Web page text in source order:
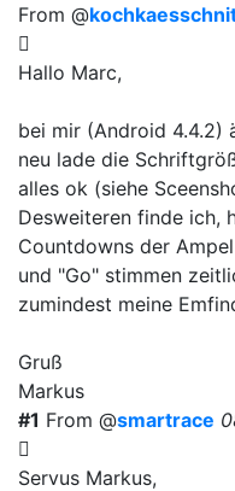
From @
Hallo Marc,
bei mir (Android 4.4.2)
neu lade die
alles ok (siehe
Desweiteren finde ich,
Countdowns der
und "Go" stimmen
zumindest meine
Gruß
Markus
#1 From @smartrace
Servus Markus,